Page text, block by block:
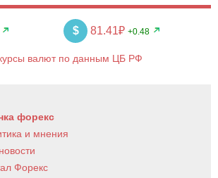
$ 81.41₽ +0.48
валют по данным ЦБ РФ
форекс
и мнения
Форекс